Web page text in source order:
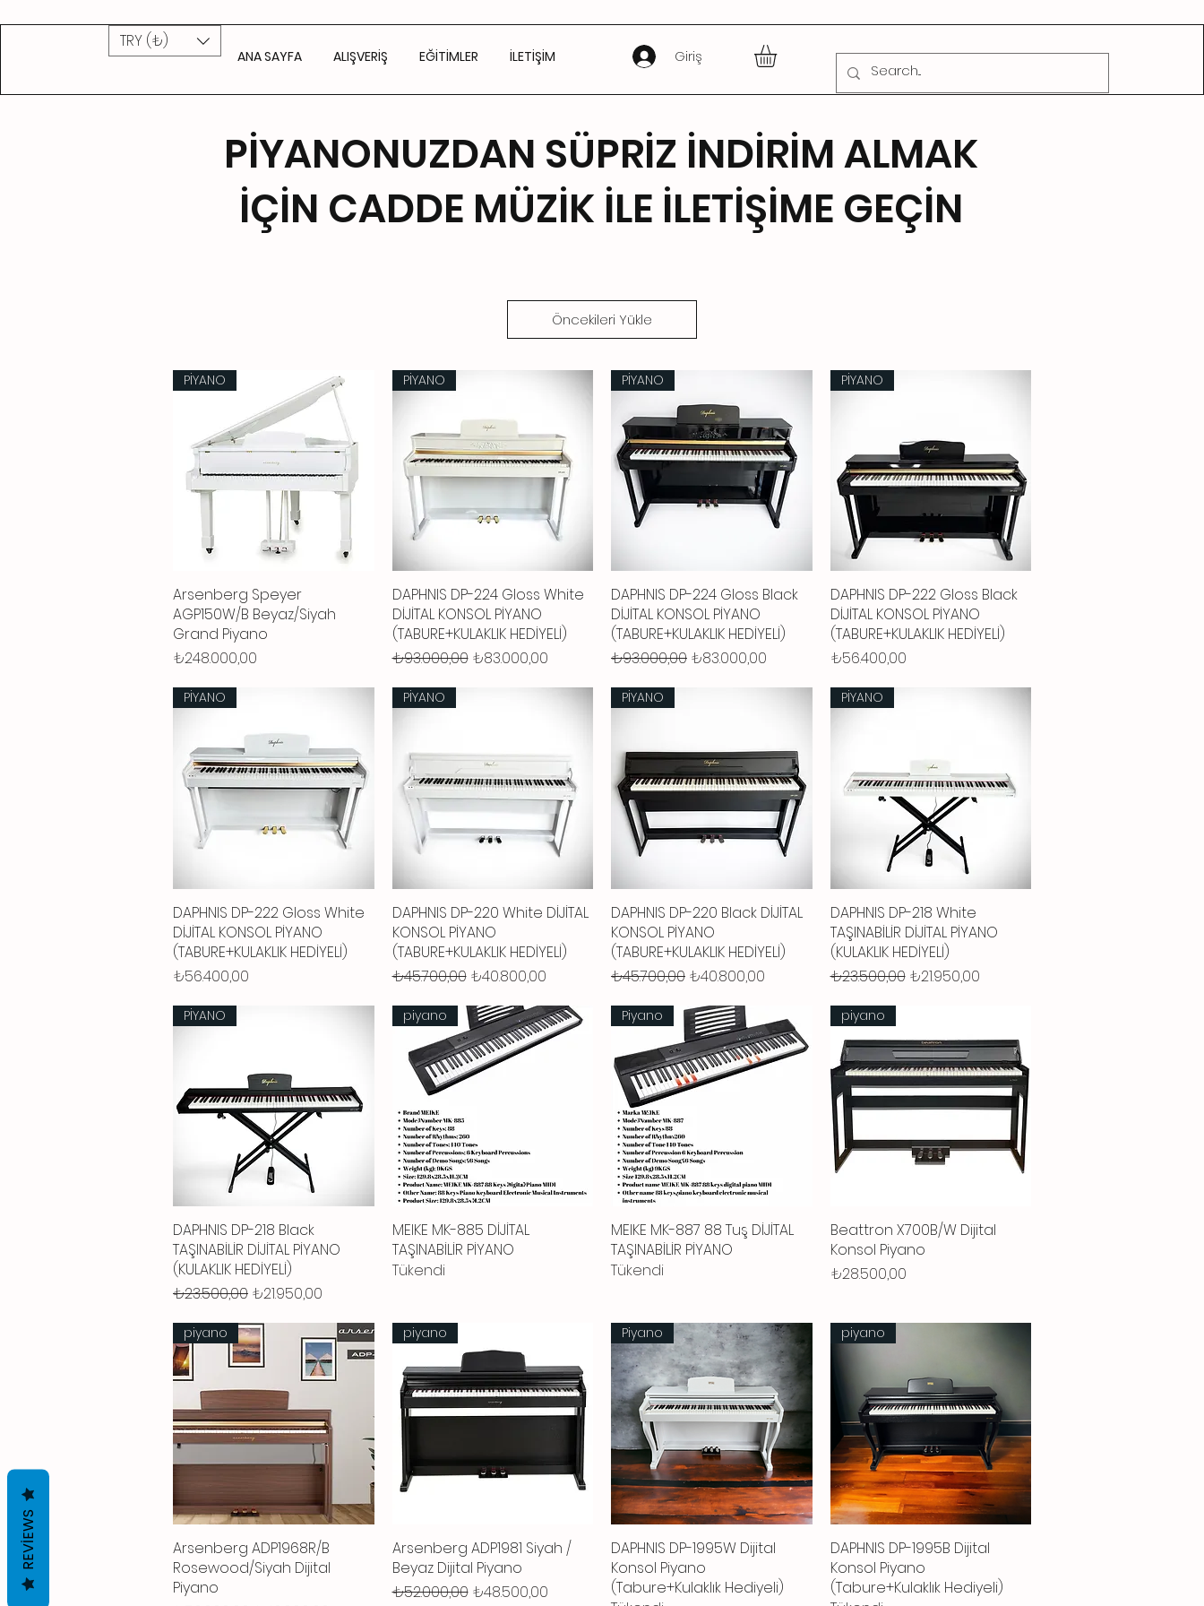
TRY (₺)
ANA SAYFA ALIŞVERİŞ EĞİTİMLER İLETİŞİM Giriş
PİYANONUZDAN SÜPRİZ İNDİRİM ALMAK
İÇİN CADDE MÜZİK İLE İLETİŞİME GEÇİN
Öncekileri Yükle
Hızlı Bakış
PİYANO
Arsenberg Speyer
AGP150W/B Beyaz/Siyah
Grand Piyano
Fiyat
₺248.000,00
Hızlı Bakış
PİYANO
DAPHNIS DP-224 Gloss White
DİJİTAL KONSOL PİYANO
(TABURE+KULAKLIK HEDİYELİ)
Normal Fiyat
₺93.000,00 İndirimli Fiyat
₺83.000,00
Hızlı Bakış
PİYANO
DAPHNIS DP-224 Gloss Black
DİJİTAL KONSOL PİYANO
(TABURE+KULAKLIK HEDİYELİ)
Normal Fiyat
₺93.000,00 İndirimli Fiyat
₺83.000,00
Hızlı Bakış
PİYANO
DAPHNIS DP-222 Gloss Black
DİJİTAL KONSOL PİYANO
(TABURE+KULAKLIK HEDİYELİ)
Fiyat
₺56.400,00
Hızlı Bakış
PİYANO
DAPHNIS DP-222 Gloss White
DİJİTAL KONSOL PİYANO
(TABURE+KULAKLIK HEDİYELİ)
Fiyat
₺56.400,00
Hızlı Bakış
PİYANO
DAPHNIS DP-220 White DİJİTAL
KONSOL PİYANO
(TABURE+KULAKLIK HEDİYELİ)
Normal Fiyat
₺45.700,00 İndirimli Fiyat
₺40.800,00
Hızlı Bakış
PİYANO
DAPHNIS DP-220 Black DİJİTAL
KONSOL PİYANO
(TABURE+KULAKLIK HEDİYELİ)
Normal Fiyat
₺45.700,00 İndirimli Fiyat
₺40.800,00
Hızlı Bakış
PİYANO
DAPHNIS DP-218 White
TAŞINABİLİR DİJİTAL PİYANO
(KULAKLIK HEDİYELİ)
Normal Fiyat
₺23.500,00 İndirimli Fiyat
₺21.950,00
Hızlı Bakış
PİYANO
DAPHNIS DP-218 Black
TAŞINABİLİR DİJİTAL PİYANO
(KULAKLIK HEDİYELİ)
Normal Fiyat
₺23.500,00 İndirimli Fiyat
₺21.950,00
Hızlı Bakış
piyano
MEIKE MK-885 DİJİTAL
TAŞINABİLİR PİYANO
Tükendi
Hızlı Bakış
Piyano
MEIKE MK-887 88 Tuş DİJİTAL
TAŞINABİLİR PİYANO
Tükendi
Hızlı Bakış
piyano
Beattron X700B/W Dijital
Konsol Piyano
Fiyat
₺28.500,00
Hızlı Bakış
piyano
Arsenberg ADP1968R/B
Rosewood/Siyah Dijital
Piyano
Hızlı Bakış
piyano
Arsenberg ADP1981 Siyah /
Beyaz Dijital Piyano
Normal Fiyat
₺52.000,00 İndirimli Fiyat
₺48.500,00
Hızlı Bakış
Piyano
DAPHNIS DP-1995W Dijital
Konsol Piyano
(Tabure+Kulaklık Hediyeli)
Hızlı Bakış
piyano
DAPHNIS DP-1995B Dijital
Konsol Piyano
(Tabure+Kulaklık Hediyeli)
REVIEWS